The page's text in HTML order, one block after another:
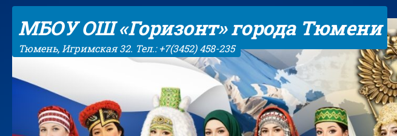
МБОУ ОШ «Горизонт» города Тюмени
Тюмень, Игримская 32. Тел.: +7(3452) 458-235